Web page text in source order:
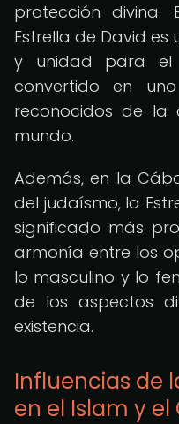
protección divina.
Estrella de David
y unidad para el
convertido en
reconocidos de
mundo.
Además, en la
del judaísmo, la
significado más
armonía entre los
lo masculino y lo
de los aspectos
existencia.
Influencias de
en el Islam y